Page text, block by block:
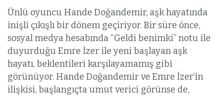
Ünlü oyuncu Hande Doğandemir, aşk hayatında
inişli çıkışlı bir dönem geçiriyor. Bir süre önce,
sosyal medya hesabında “Geldi benimki” notu ile
duyurduğu Emre İzer ile yeni başlayan aşk
hayatı, beklentileri karşılayamamış gibi
görünüyor. Hande Doğandemir ve Emre İzer’in
ilişkisi, başlangıçta umut verici görünse de,